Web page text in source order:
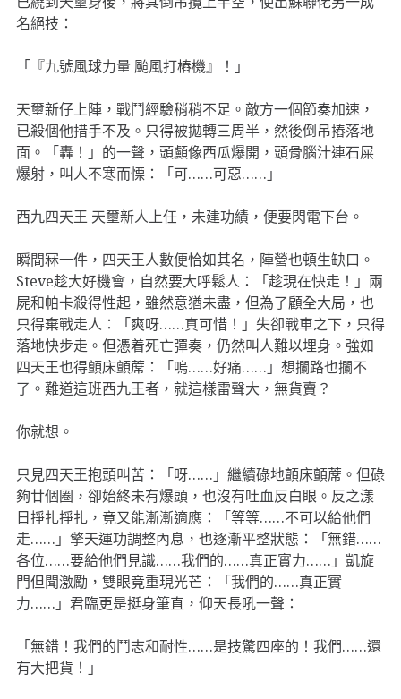
名絕技：
「『九號風球力量 颱風打樁機』！」
天壐新仔上陣，戰鬥經驗稍稍不足。敵方一個節奏加速，
已殺個他措手不及。只得被拋轉三周半，然後倒吊摏落地
面。「轟！」的一聲，頭顱像西瓜爆開，頭骨腦汁連石屎
爆射，叫人不寒而慄：「可……可惡……」
西九四天王 天壐新人上任，未建功績，便要閃電下台。
瞬間冧一件，四天王人數便恰如其名，陣營也頓生缺口。
Steve趁大好機會，自然要大呼鬆人：「趁現在快走！」兩
屍和帕卡殺得性起，雖然意猶未盡，但為了顧全大局，也
只得棄戰走人：「爽呀……真可惜！」失卻戰車之下，只得
落地快步走。但憑着死亡彈奏，仍然叫人難以埋身。強如
四天王也得顫床顫蓆：「嗚……好痛……」想攔路也攔不
了。難道這班西九王者，就這樣雷聲大，無貨賣？
你就想。
只見四天王抱頭叫苦：「呀……」繼續碌地顫床顫蓆。但碌
夠廿個圈，卻始終未有爆頭，也沒有吐血反白眼。反之漾
日掙扎掙扎，竟又能漸漸適應：「等等……不可以給他們
走……」擎天運功調整內息，也逐漸平整狀態：「無錯……
各位……要給他們見識……我們的……真正實力……」凱旋
門但聞激勵，雙眼竟重現光芒：「我們的……真正實
力……」君臨更是挺身筆直，仰天長吼一聲：
「無錯！我們的鬥志和耐性……是技驚四座的！我們……還
有大把貨！」